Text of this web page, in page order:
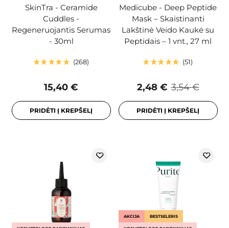
SkinTra - Ceramide
Cuddles -
Regeneruojantis Serumas
- 30ml
268
15,40 €
PRIDĖTI Į KREPŠELĮ
Medicube - Deep Peptide
Mask – Skaistinanti
Lakštinė Veido Kaukė su
Peptidais – 1 vnt., 27 ml
51
3,54 €
2,48 €
PRIDĖTI Į KREPŠELĮ
AKCIJA BESTSELERIS